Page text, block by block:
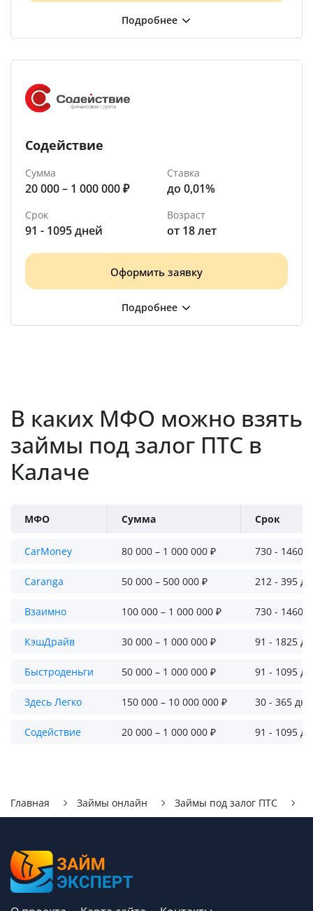
Содействие
Сумма
20 000 – 1 000 000 ₽
Ставка
до 0,01%
Срок
91 - 1095 дней
Возраст
от 18 лет
Оформить заявку
В каких МФО можно взять
займы под залог ПТС в
Калаче
МФО Сумма Срок
CarMoney 80 000 – 1 000 000 ₽ 730 - 1460
Caranga 50 000 – 500 000 ₽ 212 - 395
Взаимно 100 000 – 1 000 000 ₽ 730 - 1460
КэшДрайв 30 000 – 1 000 000 ₽ 91 - 1825
Быстроденьги 50 000 – 1 000 000 ₽ 91 - 1095
Здесь Легко 150 000 – 10 000 000 ₽ 30 - 365
Содействие 20 000 – 1 000 000 ₽ 91 - 1095
Главная Займы онлайн Займы под залог ПТС